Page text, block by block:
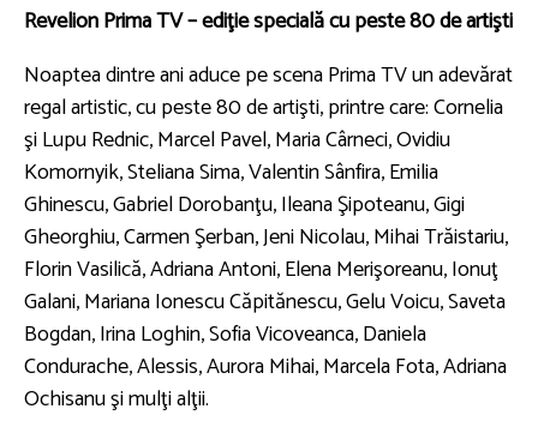
Revelion Prima TV – ediţie specială cu peste 80 de artişti
Noaptea dintre ani aduce pe scena Prima TV un adevărat
regal artistic, cu peste 80 de artişti, printre care: Cornelia
şi Lupu Rednic, Marcel Pavel, Maria Cârneci, Ovidiu
Komornyik, Steliana Sima, Valentin Sânfira, Emilia
Ghinescu, Gabriel Dorobanţu, Ileana Şipoteanu, Gigi
Gheorghiu, Carmen Şerban, Jeni Nicolau, Mihai Trăistariu,
Florin Vasilică, Adriana Antoni, Elena Merişoreanu, Ionuţ
Galani, Mariana Ionescu Căpitănescu, Gelu Voicu, Saveta
Bogdan, Irina Loghin, Sofia Vicoveanca, Daniela
Condurache, Alessis, Aurora Mihai, Marcela Fota, Adriana
Ochisanu şi mulţi alţii.